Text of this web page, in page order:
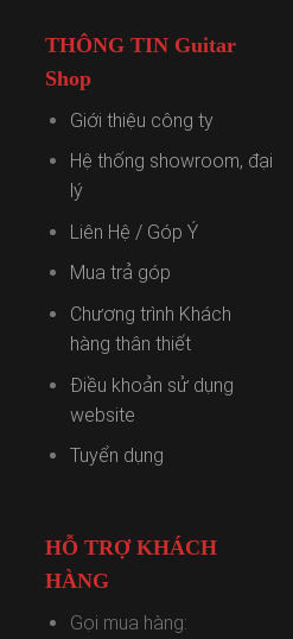
THÔNG TIN Guitar
Shop
Giới thiệu công ty
Hệ thống showroom, đại
lý
Liên Hệ / Góp Ý
Mua trả góp
Chương trình Khách
hàng thân thiết
Điều khoản sử dụng
website
Tuyển dụng
HỖ TRỢ KHÁCH
HÀNG
Gọi mua hàng: